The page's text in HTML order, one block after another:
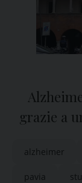
grazie a
alzheimer
pavia